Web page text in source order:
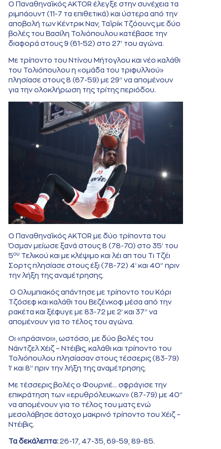
Ο Παναθηναϊκός AKTOR έλεγξε στην συνέχεια τα
ριμπάουντ (11-7 τα επιθετικά) και ύστερα από την
αποβολή των Κέντρικ Ναν, Ταϊρίκ Τζόουνς με δύο
βολές του Βασίλη Τολιόπουλου κατέβασε την
διαφορά στους 9 (61-52) στο 27’ του αγώνα.
Με τρίποντο του Ντίνου Μήτογλου και νέο καλάθι
του Τολιόπουλου η «ομάδα του τριφυλλιού»
πλησίασε στους 8 (67-59) με 29’’ να απομένουν
για την ολοκλήρωση της τρίτης περιόδου.
Ο Παναθηναϊκός AKTOR με δύο τρίποντα του
Όσμαν μείωσε ξανά στους 8 (78-70) στο 35’ του
5ου Τελικού και με κλέψιμο και λέι απ του Τι Τζέι
Σορτς πλησίασε στους έξι (78-72) 4’ και 40’’ πριν
την λήξη της αναμέτρησης.
Ο Ολυμπιακός απάντησε με τρίποντο του Κόρι
Τζόσεφ και καλάθι του Βεζένκοφ μέσα από την
ρακέτα και ξέφυγε με 83-72 με 2’ και 37’’ να
απομένουν για το τέλος του αγώνα.
Οι «πράσινοι», ωστόσο, με δύο βολές του
Νάιντζελ Χέιζ – Ντέιβις, καλάθι και τρίποντο του
Τολιόπουλου πλησίασαν στους τέσσερις (83-79)
1’ και 8’’ πριν την λήξη της αναμέτρησης.
Με τέσσερις βολές ο Φουρνιέ… σφράγισε την
επικράτηση των «ερυθρόλευκων» (87-79) με 40’’
να απομένουν για το τέλος του ματς ενώ
μεσολάβησε άστοχο μακρινό τρίποντο του Χέιζ –
Ντέιβις.
Τα δεκάλεπτα: 26-17, 47-35, 69-59, 89-85.